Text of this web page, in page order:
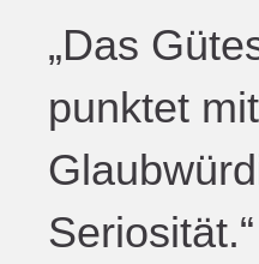
„Das
punktet mit
Seriosität.“